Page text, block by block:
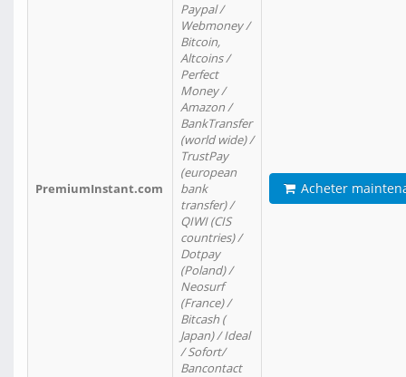
PremiumInstant.com
Paypal /
Webmoney /
Bitcoin,
Altcoins /
Perfect
Money /
Amazon /
BankTransfer
(world wide) /
TrustPay
(european
bank
transfer) /
QIWI (CIS
countries) /
Dotpay
(Poland) /
Neosurf
(France) /
Bitcash (
Japan) / Ideal
/ Sofort/
Bancontact
Acheter